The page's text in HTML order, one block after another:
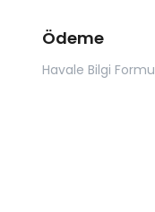
Ödeme
Havale Bilgi Formu